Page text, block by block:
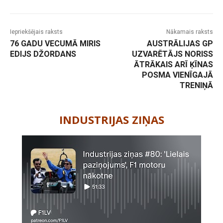
Iepriekšējais raksts
76 GADU VECUMĀ MIRIS
EDIJS DŽORDANS
Nākamais raksts
AUSTRĀLIJAS GP
UZVARĒTĀJS NORISS
ĀTRĀKAIS ARĪ ĶĪNAS
POSMA VIENĪGAJĀ
TRENIŅĀ
INDUSTRIJAS ZIŅAS